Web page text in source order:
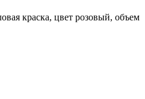
краска, цвет розовый, объем